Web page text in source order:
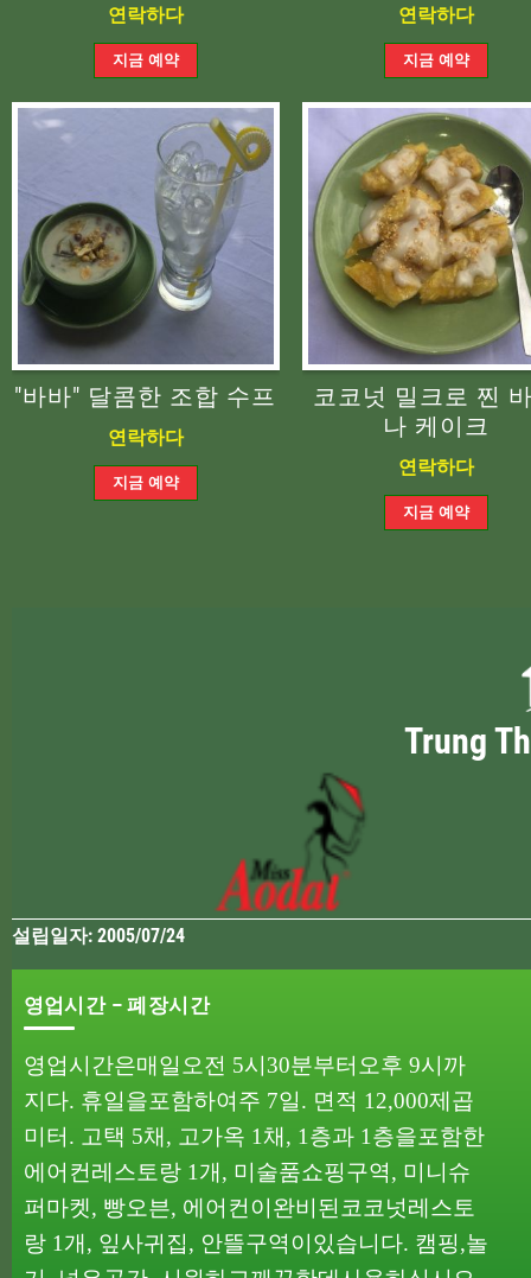
연락하다 연락하다
"바바" 달콤한 조합 수프
연락하다
코코넛 밀크로 찐
나 케이크
연락하다
Trung
설립일자: 2005/07/24
영업시간 – 폐장시간
영업시간은매일 오전 5시 30분부터 오후 9시까
지다. 휴일을포함하여 주 7일. 면적 12,000제곱
미터 . 고택 5채 , 고가옥 1 채 , 1 층과1 층을포함한
에어컨레스토랑1 개 , 미술품쇼핑구역, 미니 슈
퍼마켓, 빵오븐, 에어컨이 완비된 코코넛레스토
랑1 개 , 잎사귀 집, 안뜰구역이 있습니다. 캠핑,놀